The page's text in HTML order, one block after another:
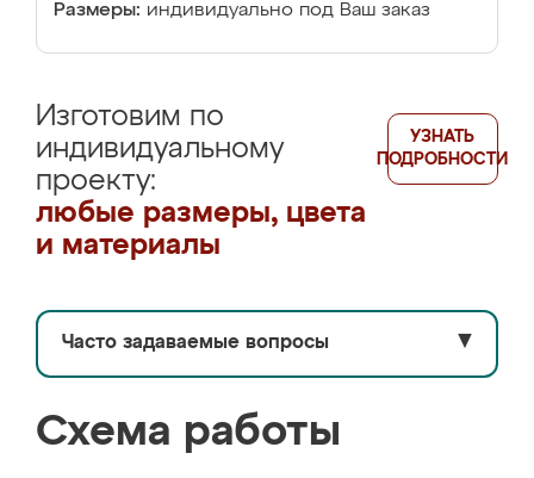
Размеры: индивидуально под Ваш заказ
Изготовим по
индивидуальному
проекту:
любые размеры, цвета
и материалы
УЗНАТЬ
ПОДРОБНОСТИ
Часто задаваемые вопросы ▼
Схема работы